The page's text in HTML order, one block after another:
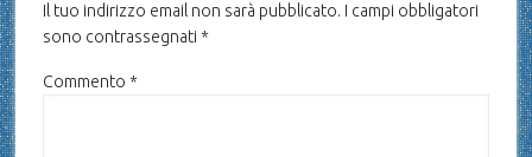
Il tuo indirizzo email non sarà pubblicato. I campi obbligatori
sono contrassegnati *
Commento *